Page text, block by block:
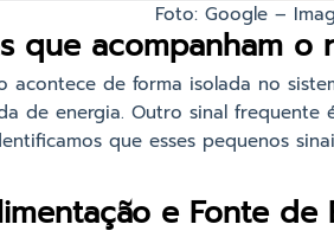
Foto: Google –
que acompanham o
acontece de forma isolada no
de energia. Outro sinal frequente
que esses pequenos
e Fonte de